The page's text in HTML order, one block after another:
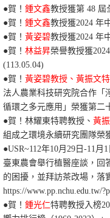
●賀！ 鍾文鑫教授獲第 48 屆
●賀！ 鍾文鑫教授獲2024 年
●賀！ 黃姿碧教授獲2024 年
●賀！ 林益昇榮譽教授獲2024
(113.05.04)
●賀！ 黃姿碧教授、黃振文
法人農業科技研究院合作「
循環之多元應用」榮獲第二
●賀！林耀東特聘教授、 黃
組成之環境永續研究團隊榮
●USR~112年10月29日-11月1
臺東農會舉行植醫座談，回
的困擾，並拜訪茶改場，落
https://www.pp.nchu.edu.tw/
●賀！ 鍾光仁特聘教授入榜